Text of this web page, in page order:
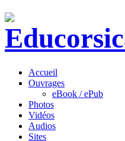
Accueil
Ouvrages
eBook / ePub
Photos
Vidéos
Audios
Sites